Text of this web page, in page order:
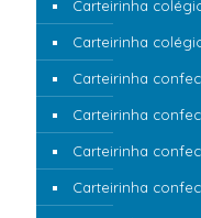
Carteirinha
Carteirinha
Carteirinha
Carteirinha
Carteirinha
Carteirinha